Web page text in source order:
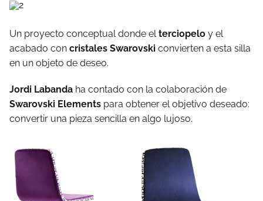
Un proyecto conceptual donde elterciopelo y el
acabado con cristales Swarovski convierten a esta silla
en un objeto de deseo.
Jordi Labanda ha contado con la colaboración de
Swarovski Elements para obtener el objetivo deseado:
convertir una pieza sencilla en algo lujoso.